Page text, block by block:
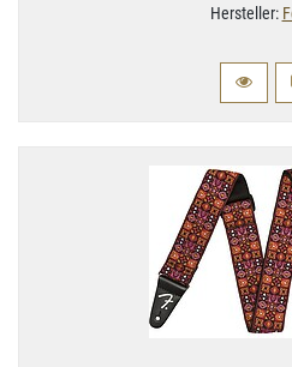
Hersteller: